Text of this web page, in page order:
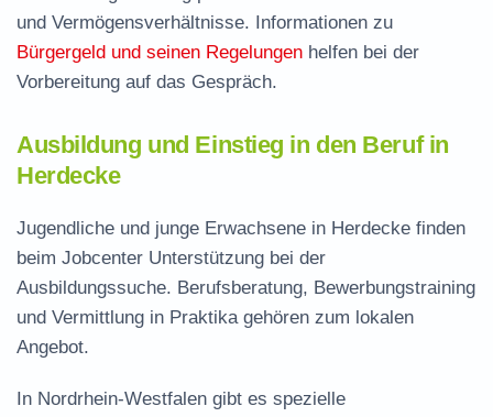
und Vermögensverhältnisse. Informationen zu
Bürgergeld und seinen Regelungen helfen bei der
Vorbereitung auf das Gespräch.
Ausbildung und Einstieg in den Beruf in
Herdecke
Jugendliche und junge Erwachsene in Herdecke finden
beim Jobcenter Unterstützung bei der
Ausbildungssuche. Berufsberatung, Bewerbungstraining
und Vermittlung in Praktika gehören zum lokalen
Angebot.
In Nordrhein-Westfalen gibt es spezielle